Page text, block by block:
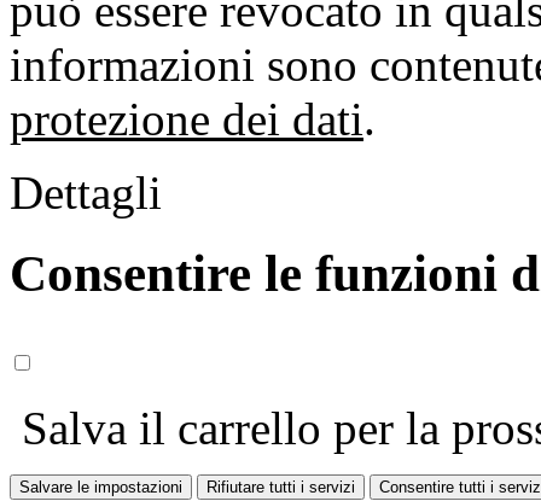
informazioni sono
protezione dei dati.
Dettagli
Consentire le funzioni
Salva il carrello per la
Salvare le impostazioni Rifiutare tutti i servizi Consentire tutti i